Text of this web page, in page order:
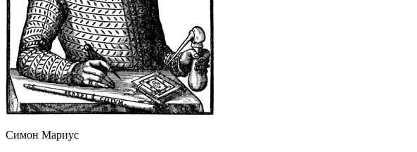
Симон Мариус